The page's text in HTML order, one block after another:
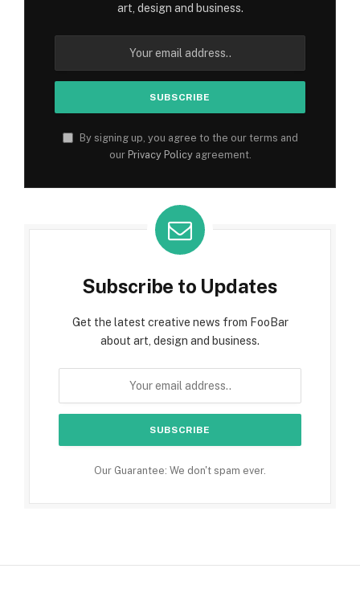
art, design and business.
By signing up, you agree to the our terms and
our Privacy Policyagreement.
Subscribe to Updates
Get the latest creative news from FooBar
about art, design and business.
Our Guarantee: We don't spam ever.